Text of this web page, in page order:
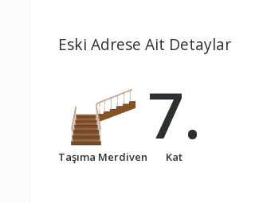
Eski Adrese Ait Detaylar
Taşıma Merdiven
7.
Kat